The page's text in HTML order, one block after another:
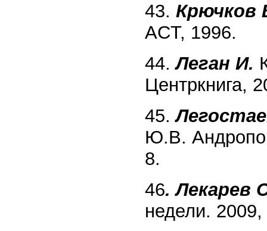
43. Крючков
ACT, 1996.
44.Леган И.
Центркнига,
45.
Ю.В.
8.
46. Лекарев
недели.